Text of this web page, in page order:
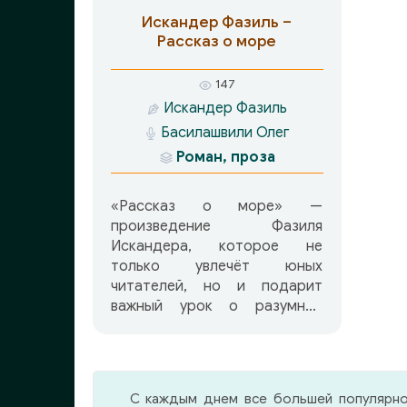
Искандер Фазиль –
Рассказ о море
147
Искандер Фазиль
Басилашвили Олег
Роман, проза
«Рассказ о море» —
произведение Фазиля
Искандера, которое не
только увлечёт юных
читателей, но и подарит
важный урок о разумной
С каждым днем все большей